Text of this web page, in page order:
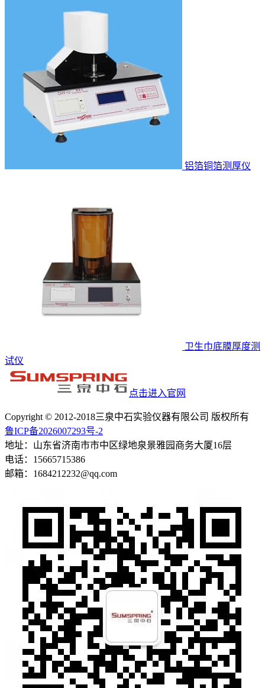
铝箔铜箔测厚仪
卫生巾底膜厚度测
试仪
点击进入官网
Copyright © 2012-2018三泉中石实验仪器有限公司 版权所有
鲁ICP备2026007293号-2
地址：山东省济南市市中区绿地泉景雅园商务大厦16层
电话：15665715386
邮箱：1684212232@qq.com